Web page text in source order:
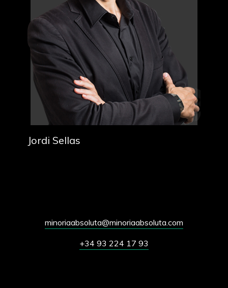
Jordi Sellas
minoriaabsoluta@minoriaabsoluta.com
+34 93 224 17 93